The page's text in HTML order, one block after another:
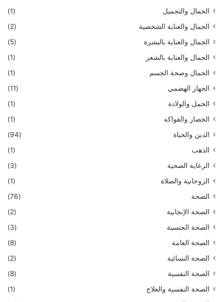
الجمال والتجميل
(1)
الجمال والعناية الشخصية
(2)
الجمال والعناية بالبشرة
(5)
الجمال والعناية بالشعر
(1)
الجمال وصحة الجسم
(1)
الجهاز الهضمي
(11)
الحمل والولادة
(1)
الخضار والفواكه
(1)
الدين والحياة
(94)
الذهب
(1)
الرعاية الصحية
(3)
الروحانية والصلاة
(1)
الصحة
(76)
الصحة الإنجابية
(2)
الصحة الجنسية
(3)
الصحة العامة
(8)
الصحة النسائية
(2)
الصحة النفسية
(8)
الصحة النفسية والعلاج
(1)